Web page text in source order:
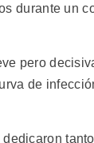
durante un
pero
de